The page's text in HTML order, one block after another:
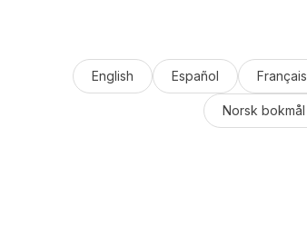
English Español Français
Norsk bokmål